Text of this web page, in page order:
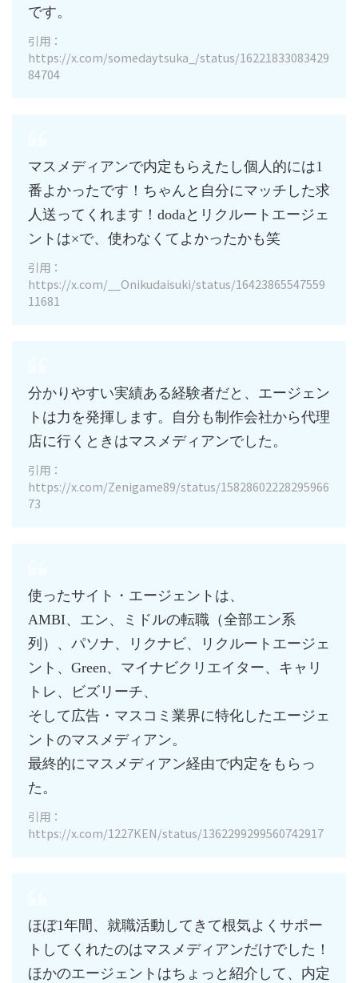
です。
引用：
https://x.com/somedaytsuka_/status/16221833083429
84704
マスメディアンで内定もらえたし個人的には1
番よかったです！ちゃんと自分にマッチした求
人送ってくれます！dodaとリクルートエージェ
ントは×で、使わなくてよかったかも笑
引用：
https://x.com/__Onikudaisuki/status/16423865547559
11681
分かりやすい実績ある経験者だと、エージェン
トは力を発揮します。自分も制作会社から代理
店に行くときはマスメディアンでした。
引用：
https://x.com/Zenigame89/status/15828602228295966
73
使ったサイト・エージェントは、
AMBI、エン、ミドルの転職（全部エン系
列）、パソナ、リクナビ、リクルートエージェ
ント、Green、マイナビクリエイター、キャリ
トレ、ビズリーチ、
そして広告・マスコミ業界に特化したエージェ
ントのマスメディアン。
最終的にマスメディアン経由で内定をもらっ
た。
引用：
https://x.com/1227KEN/status/1362299299560742917
ほぼ1年間、就職活動してきて根気よくサポー
トしてくれたのはマスメディアンだけでした！
ほかのエージェントはちょっと紹介して、内定